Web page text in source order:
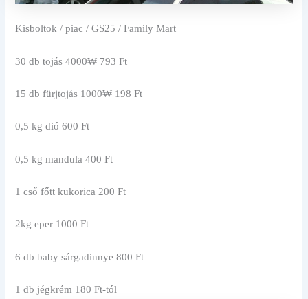
Kisboltok / piac / GS25 / Family Mart
30 db tojás 4000₩ 793 Ft
15 db fürjtojás 1000₩ 198 Ft
0,5 kg dió 600 Ft
0,5 kg mandula 400 Ft
1 cső főtt kukorica 200 Ft
2kg eper 1000 Ft
6 db baby sárgadinnye 800 Ft
1 db jégkrém 180 Ft-tól